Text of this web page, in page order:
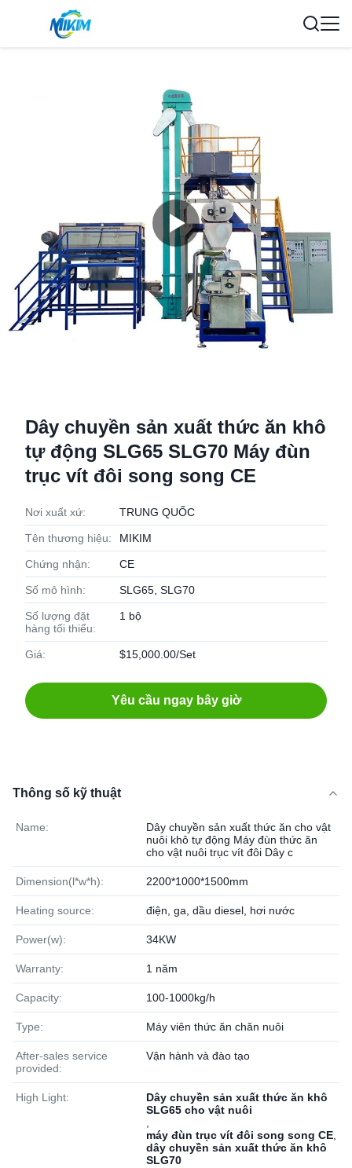
Dây chuyền sản xuất thức ăn khô
tự động SLG65 SLG70 Máy đùn
trục vít đôi song song CE
Nơi xuất xứ: TRUNG QUỐC
Tên thương hiệu: MIKIM
Chứng nhận: CE
Số mô hình: SLG65, SLG70
Số lượng đặt
hàng tối thiểu:
1 bộ
Giá: $15,000.00/Set
Yêu cầu ngay bây giờ
Thông số kỹ thuật
Name:
Dây chuyền sản xuất thức ăn cho vật
nuôi khô tự động Máy đùn thức ăn
cho vật nuôi trục vít đôi Dây c
Dimension(l*w*h): 2200*1000*1500mm
Heating source: điện, ga, dầu diesel, hơi nước
Power(w): 34KW
Warranty: 1 năm
Capacity: 100-1000kg/h
Type: Máy viên thức ăn chăn nuôi
After-sales service
provided:
Vận hành và đào tạo
High Light:
Dây chuyền sản xuất thức ăn khô
SLG65 cho vật nuôi
máy đùn trục vít đôi song song CE
dây chuyền sản xuất thức ăn khô
SLG70